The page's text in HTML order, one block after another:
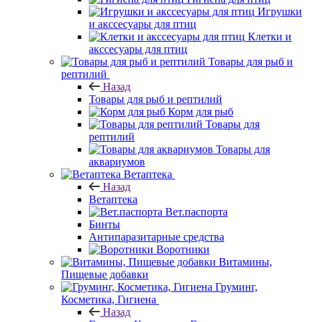
Игрушки
и акссесуары для птиц
Клетки и
акссесуары для птиц
Товары для рыб и
рептилий
Назад
Товары для рыб и рептилий
Корм для рыб
Товары для
рептилий
Товары для
аквариумов
Ветаптека
Назад
Ветаптека
Вет.паспорта
Бинты
Антипаразитарные средства
Воротники
Витамины,
Пищевые добавки
Груминг,
Косметика, Гигиена
Назад